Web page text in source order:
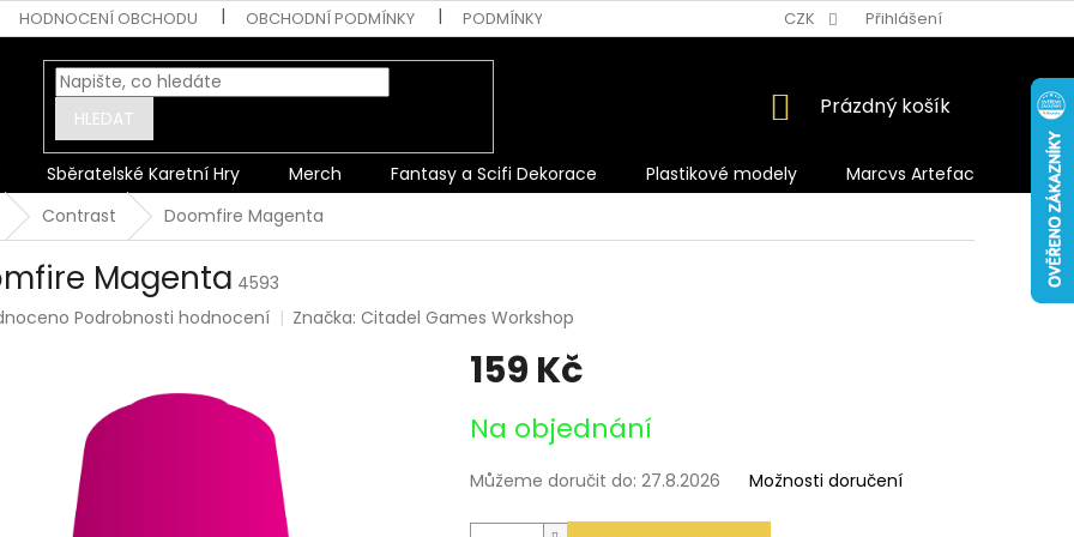
HODNOCENÍ OBCHODU OBCHODNÍ PODMÍNKY PODMÍNKY OCHRANY OSOBNÍCH ÚDAJŮ CZK Přihlášení
HLEDAT
NÁKUPNÍ
Prázdný košík
Sběratelské Karetní Hry Merch Fantasy a Scifi Dekorace Plastikové modely
Marcvs Artefacts
Contrast Doomfire Magenta
Magenta 4593
Podrobnosti hodnocení Značka:Citadel Games Workshop
159 Kč
cena:
Na objednání
Můžeme doručit do: 27.8.2026 Možnosti doručení